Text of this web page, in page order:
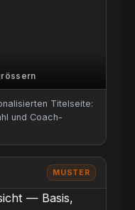
Titelseite:
und Coach-
MUSTER